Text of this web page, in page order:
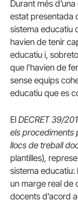
Durant més
estat presentada
sistema educatiu
havien de tenir
educatiu i,
que l’havien de
sense equips
educatiu que es
El DECRET 39/
els procediments
llocs de treball
plantilles),
sistema educatiu:
un marge real de
docents d’acord